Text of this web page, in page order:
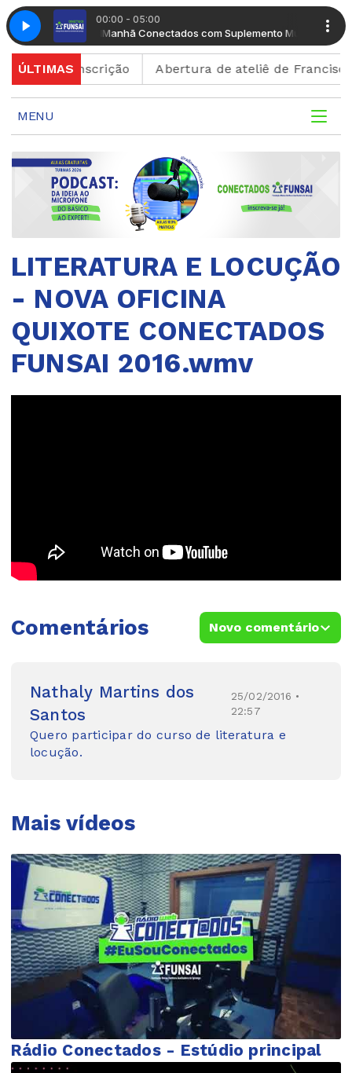
00:00 - 05:00
MusicalManhã Conectados com Suplemento Musical
ÚLTIMAS
de inscrição Abertura de ateliê de Francisco
MENU
LITERATURA E LOCUÇÃO
- NOVA OFICINA
QUIXOTE CONECTADOS
FUNSAI 2016.wmv
Mais vídeos
Rádio Conectados - Estúdio principal
Comentários Novo comentário
Quero participar do curso de literatura e
locução.
Nathaly Martins dos
Santos
25/02/2016 •
22:57